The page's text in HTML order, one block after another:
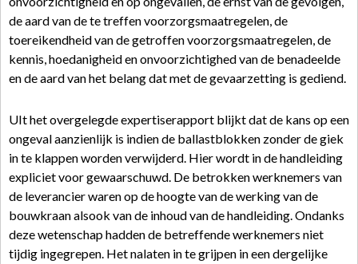
de aard van de te treffen voorzorgsmaatregelen, de
toereikendheid van de getroffen voorzorgsmaatregelen, de
kennis, hoedanigheid en onvoorzichtighed van de benadeelde
en de aard van het belang dat met de gevaarzetting is gediend.
UIt het overgelegde expertiserapport blijkt dat de kans op een
ongeval aanzienlijk is indien de ballastblokken zonder de giek
in te klappen worden verwijderd. Hier wordt in de handleiding
expliciet voor gewaarschuwd. De betrokken werknemers van
de leverancier waren op de hoogte van de werking van de
bouwkraan alsook van de inhoud van de handleiding. Ondanks
deze wetenschap hadden de betreffende werknemers niet
tijdig ingegrepen. Het nalaten in te grijpen in een dergelijke